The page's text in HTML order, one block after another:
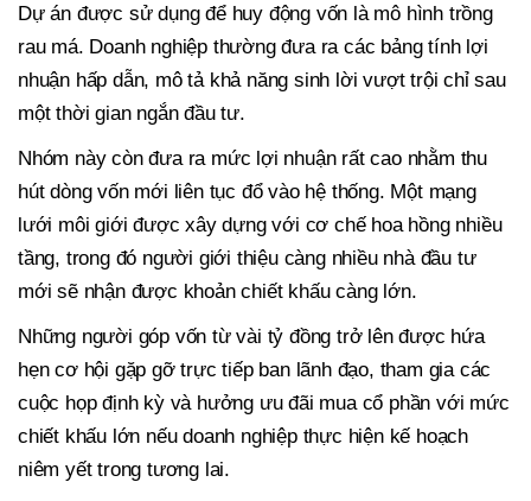
Dự án được sử dụng để huy động vốn là mô hình trồng
rau má. Doanh nghiệp thường đưa ra các bảng tính lợi
nhuận hấp dẫn, mô tả khả năng sinh lời vượt trội chỉ sau
một thời gian ngắn đầu tư.
Nhóm này còn đưa ra mức lợi nhuận rất cao nhằm thu
hút dòng vốn mới liên tục đổ vào hệ thống. Một mạng
lưới môi giới được xây dựng với cơ chế hoa hồng nhiều
tầng, trong đó người giới thiệu càng nhiều nhà đầu tư
mới sẽ nhận được khoản chiết khấu càng lớn.
Những người góp vốn từ vài tỷ đồng trở lên được hứa
hẹn cơ hội gặp gỡ trực tiếp ban lãnh đạo, tham gia các
cuộc họp định kỳ và hưởng ưu đãi mua cổ phần với mức
chiết khấu lớn nếu doanh nghiệp thực hiện kế hoạch
niêm yết trong tương lai.